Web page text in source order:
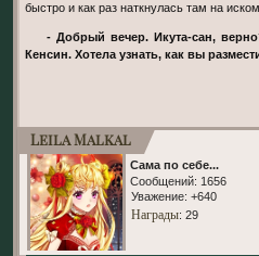
быстро и как раз наткнулась там на
- Добрый вечер. Икута-сан, верно? Старший лейтенант Уэсуги
Кенсин. Хотела узнать, как вы
Leila Malkal
Сама по себе...
Сообщений: 1656
Уважение: +640
Награды: 29